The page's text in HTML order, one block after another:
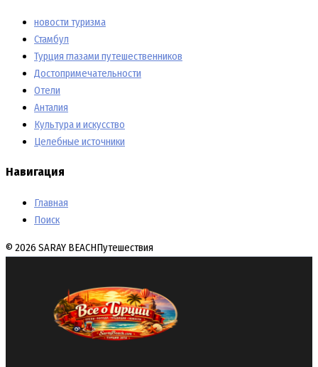
новости туризма
Стамбул
Турция глазами путешественников
Достопримечательности
Отели
Анталия
Культура и искусство
Целебные источники
Навигация
Главная
Поиск
© 2026 SARAY BEACHПутешествия